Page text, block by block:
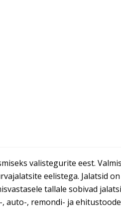
valistegurite eest.
eelistega. Jalatsid
tallale sobivad
auto-, remondi- ja